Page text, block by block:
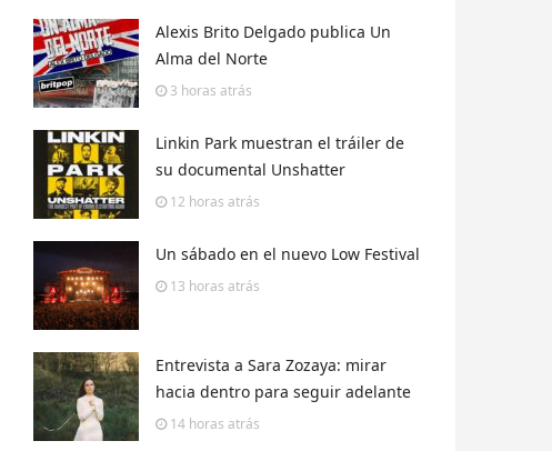
Alexis Brito Delgado publica Un
Alma del Norte
3 horas atrás
Linkin Park muestran el tráiler de
su documental Unshatter
12 horas atrás
Un sábado en el nuevo Low Festival
13 horas atrás
Entrevista a Sara Zozaya: mirar
hacia dentro para seguir adelante
14 horas atrás